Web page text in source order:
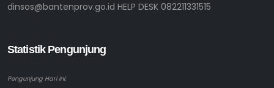
dinsos@bantenprov.go.id HELP DESK 082211331515
Statistik Pengunjung
Pengunjung Hari ini: